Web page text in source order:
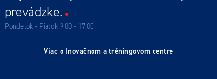
prevádzke.
Pondelok - Piatok 9:00 - 17:00
Viac o Inovačnom a tréningovom centre